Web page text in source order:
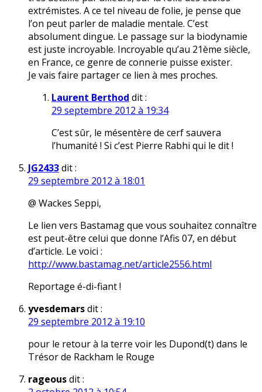
extrémistes. A ce tel niveau de folie, je pense que
l’on peut parler de maladie mentale. C’est
absolument dingue. Le passage sur la biodynamie
est juste incroyable. Incroyable qu’au 21ème siècle,
en France, ce genre de connerie puisse exister.
Je vais faire partager ce lien à mes proches.
Laurent Berthod dit :
29 septembre 2012 à 19:34
C’est sûr, le mésentère de cerf sauvera
l’humanité ! Si c’est Pierre Rabhi qui le dit !
JG2433dit :
29 septembre 2012 à 18:01
@ Wackes Seppi,
Le lien vers Bastamag que vous souhaitez connaître
est peut-être celui que donne l’Afis 07, en début
d’article. Le voici :
http://www.bastamag.net/article2556.html
Reportage é-di-fiant !
yvesdemarsdit :
29 septembre 2012 à 19:10
pour le retour à la terre voir les Dupond(t) dans le
Trésor de Rackham le Rouge
rageousdit :